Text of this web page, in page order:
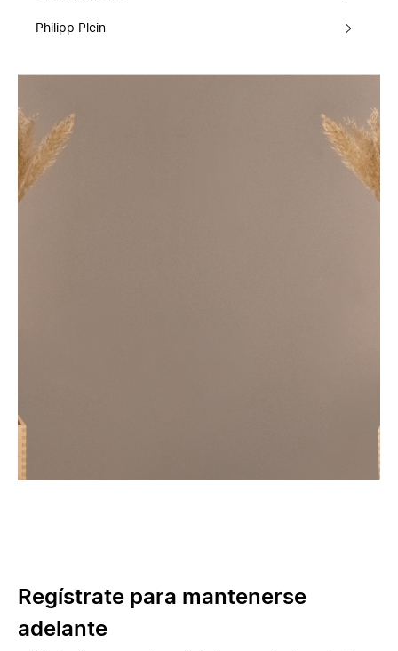
Philipp Plein
Regístrate para mantenerse
adelante